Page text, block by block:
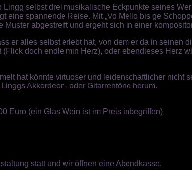
selbst drei musikalische Eckpunkte seines
eine spannende Reise. Mit „Vo Mello bis ge
abgestreift und ergeht sich in einer
er alles selbst erlebt hat, von dem er da in seinen
(Flick doch endle min Herz), oder ebendieses Herz
hat könnte virtuoser und leidenschaftlicher nicht
Akkordeon- oder Gitarrentöne herum.
Euro (ein Glas Wein ist im Preis inbegriffen)
statt und wir öffnen eine Abendkasse.